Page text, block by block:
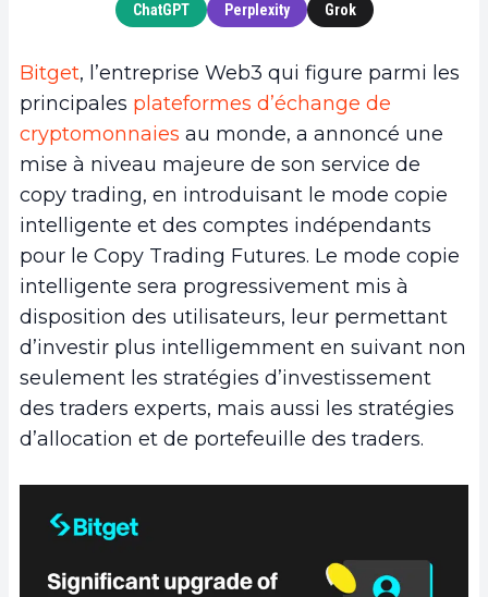
ChatGPT Perplexity Grok
Bitget, l’entreprise Web3 qui figure parmi les
principales plateformes d’échange de
cryptomonnaies au monde, a annoncé une
mise à niveau majeure de son service de
copy trading, en introduisant le mode copie
intelligente et des comptes indépendants
pour le Copy Trading Futures. Le mode copie
intelligente sera progressivement mis à
disposition des utilisateurs, leur permettant
d’investir plus intelligemment en suivant non
seulement les stratégies d’investissement
des traders experts, mais aussi les stratégies
d’allocation et de portefeuille des traders.